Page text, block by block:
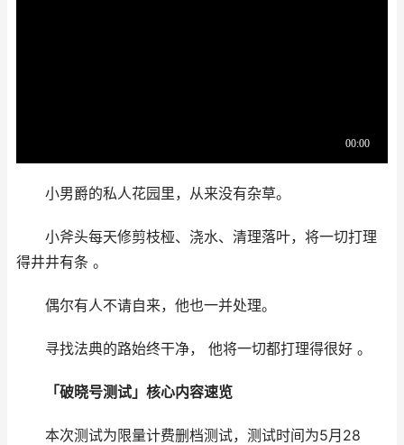
小男爵的私人花园里，从来没有杂草。
小斧头每天修剪枝桠、浇水、清理落叶，将一切打理
得井井有条 。
偶尔有人不请自来，他也一并处理。
寻找法典的路始终干净， 他将一切都打理得很好 。
「破晓号测试」核心内容速览
本次测试为限量计费删档测试，测试时间为5月28